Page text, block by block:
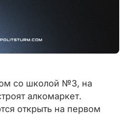
со школой №3, на
алкомаркет.
открыть на первом